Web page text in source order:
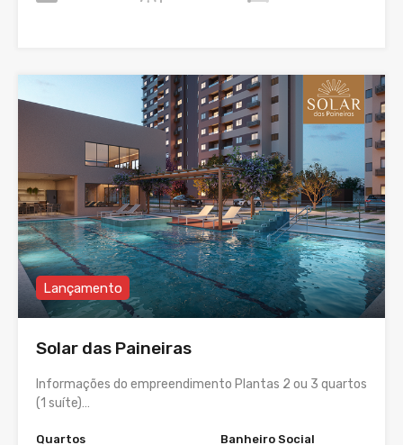
Lançamento
Solar das Paineiras
Informações do empreendimento Plantas 2 ou 3 quartos
(1 suíte)…
Quartos
Banheiro Social